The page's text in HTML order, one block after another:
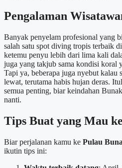
Pengalaman
Banyak penyelam profesional yang
salah satu spot diving tropis terbaik
ketemu penyu lebih dari lima kali
juga yang takjub sama kondisi koral
Tapi ya, beberapa juga nyebut kalau
lewat, terutama habis hujan deras.
semua penting, biar keindahan
nanti.
Tips Buat yang Mau
Biar perjalanan kamu ke Pulau
ikutin tips ini: